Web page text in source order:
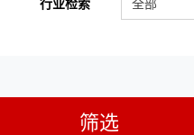
行业检索 全部
筛选